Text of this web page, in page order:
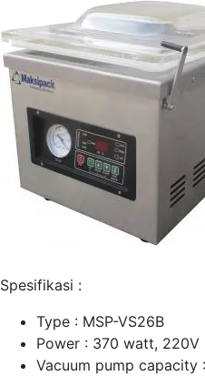
Spesifikasi :
Type : MSP-VS26B
Power : 370 watt, 220V
Vacuum pump capacity